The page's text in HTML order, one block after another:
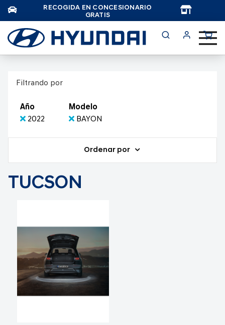
RECOGIDA EN CONCESIONARIO
GRATIS
Filtrando por
Año
2022
Modelo
BAYON
Ordenar por
TUCSON